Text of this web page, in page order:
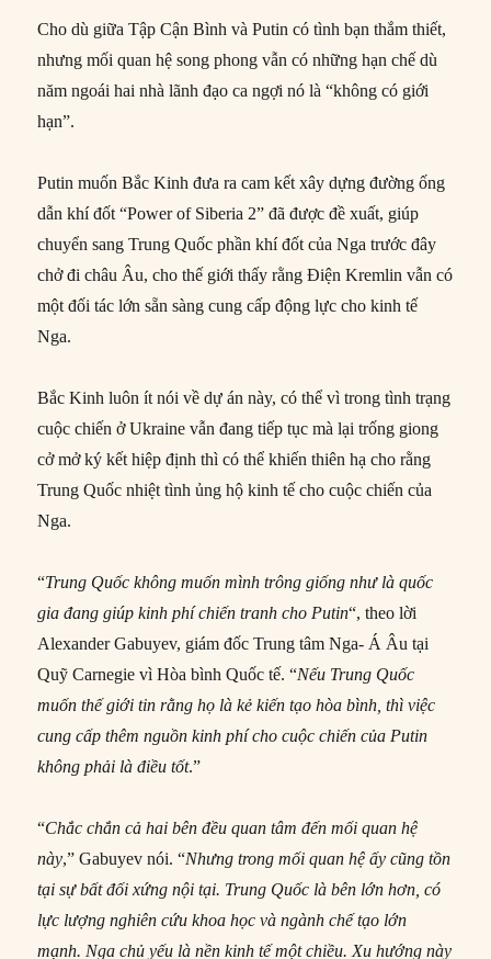
Cho dù giữa Tập Cận Bình và Putin có tình bạn thắm thiết,
nhưng mối quan hệ song phong vẫn có những hạn chế dù
năm ngoái hai nhà lãnh đạo ca ngợi nó là “không có giới
hạn”.
Putin muốn Bắc Kinh đưa ra cam kết xây dựng đường ống
dẫn khí đốt “Power of Siberia 2” đã được đề xuất, giúp
chuyển sang Trung Quốc phần khí đốt của Nga trước đây
chở đi châu Âu, cho thế giới thấy rằng Điện Kremlin vẫn có
một đối tác lớn sẵn sàng cung cấp động lực cho kinh tế
Nga.
Bắc Kinh luôn ít nói về dự án này, có thể vì trong tình trạng
cuộc chiến ở Ukraine vẫn đang tiếp tục mà lại trống giong
cở mở ký kết hiệp định thì có thể khiến thiên hạ cho rằng
Trung Quốc nhiệt tình ủng hộ kinh tế cho cuộc chiến của
Nga.
“Trung Quốc không muốn mình trông giống như làquốc
gia đang giúp kinh phí chiến tranh cho Putin“, theo lời
Alexander Gabuyev, giám đốc Trung tâm Nga- Á Âu tại
Quỹ Carnegie vì Hòa bình Quốc tế. “Nếu Trung Quốc
muốn thế giới tin rằng họ là kẻ kiến ​​tạo hòa bình, thì việc
cung cấp thêm nguồn kinh phí cho cuộc chiến của Putin
không phải là điều tốt.”
“Chắc chắn cả hai bênđều quan tâm đến mối quan hệ
này,” Gabuyev nói. “Nhưng trong mối quan hệ ấy cũng tồn
tại sự bất đối xứng nội tại. Trung Quốc là bên lớn hơn, có
lực lượng nghiên cứu khoa học và ngành chế tạo lớn
mạnh. Nga chủ yếu là nền kinh tế một chiều. Xu hướng này